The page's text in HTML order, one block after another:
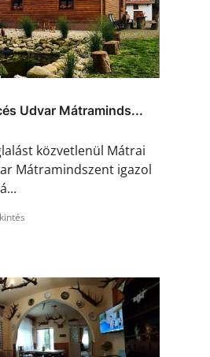
Udvar Mátraminds...
közvetlenül Mátrai
Mátramindszent igazol